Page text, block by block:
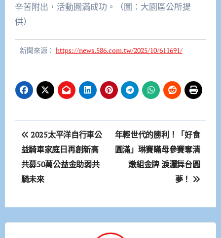
辛苦附出，活動圓滿成功。（圖：大園區公所提
供）
新聞來源： https://news.586.com.tw/2025/10/611691/
文
章
導
覽
2025太平洋自行車公
益騎車家庭日再創新高
共募50萬公益金助弱共
騎未來
年輕世代的勝利！「好食
圓滿」琳賽瞞母參賽奪清
燉組金牌 淚灑舞台圓
夢！